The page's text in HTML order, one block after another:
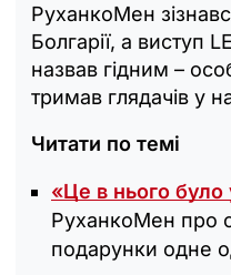
РуханкоМен
Болгарії, а виступ
назвав гідним –
тримав глядачів у
Читати по темі
«Це в нього було
РуханкоМен про
подарунки одне